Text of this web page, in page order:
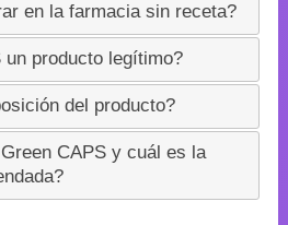
en la farmacia sin receta?
un producto legítimo?
del producto?
CAPS y cuál es la